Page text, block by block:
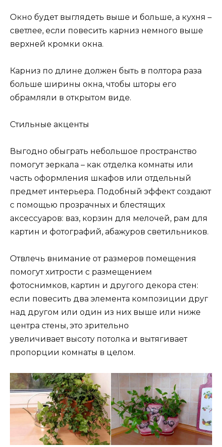
Окно будет выглядеть выше и больше, а кухня –
светлее, если повесить карниз немного выше
верхней кромки окна.
Карниз по длине должен быть в полтора раза
больше ширины окна, чтобы шторы его
обрамляли в открытом виде.
Стильные акценты
Выгодно обыграть небольшое пространство
помогут зеркала – как отделка комнаты или
часть оформления шкафов или отдельный
предмет интерьера. Подобный эффект создают
с помощью прозрачных и блестящих
аксессуаров: ваз, корзин для мелочей, рам для
картин и фотографий, абажуров светильников.
Отвлечь внимание от размеров помещения
помогут хитрости с размещением
фотоснимков, картин и другого декора стен:
если повесить два элемента композиции друг
над другом или один из них выше или ниже
центра стены, это зрительно
увеличивает высоту потолка и вытягивает
пропорции комнаты в целом.